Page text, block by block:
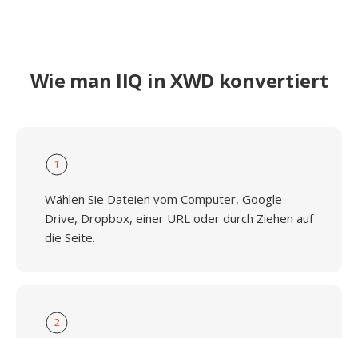
Wie man IIQ in XWD konvertiert
1
Wählen Sie Dateien vom Computer, Google
Drive, Dropbox, einer URL oder durch Ziehen auf
die Seite.
2